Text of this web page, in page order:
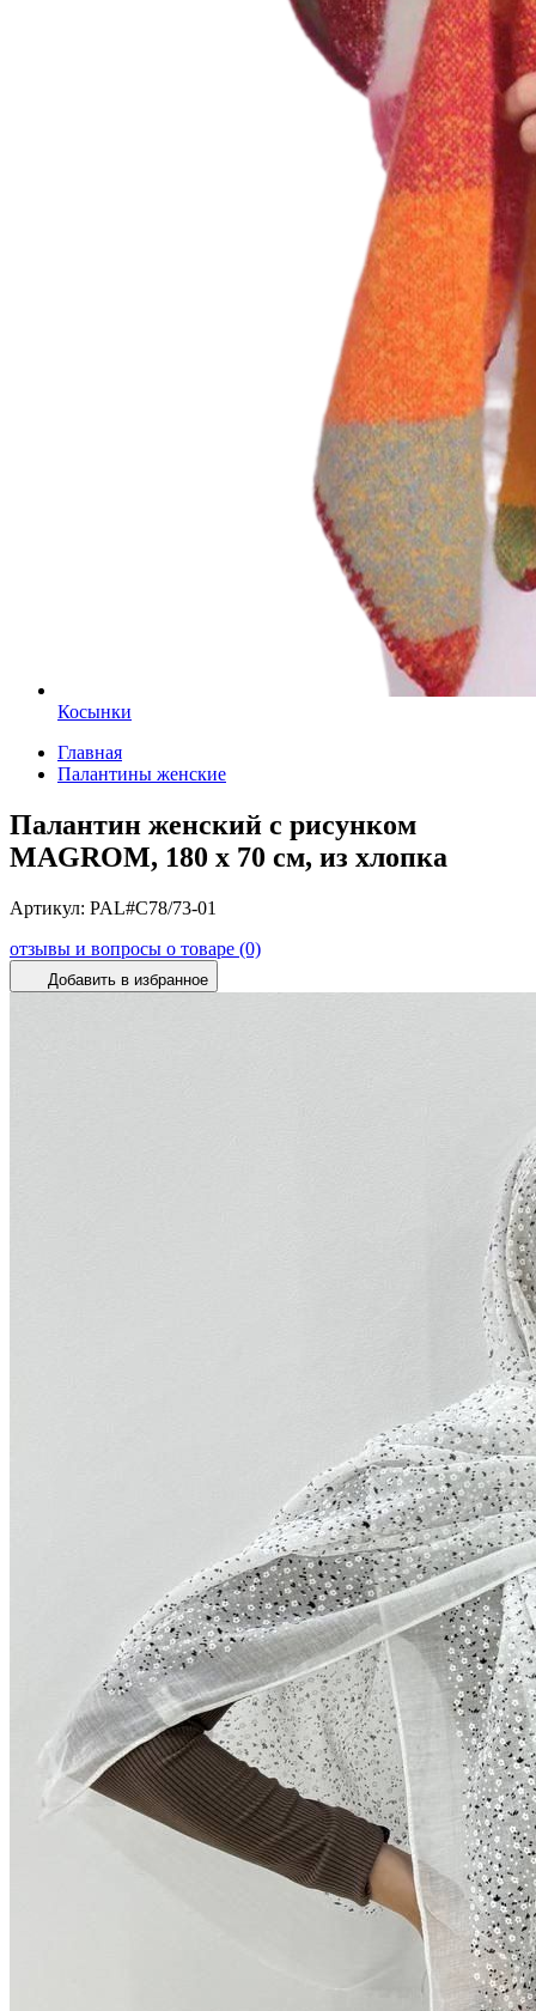
Косынки
Главная
Палантины женские
Палантин женский с рисунком
MAGROM, 180 х 70 см, из хлопка
Артикул: PAL#C78/73-01
отзывы и вопросы о товаре (0)
Добавить в избранное